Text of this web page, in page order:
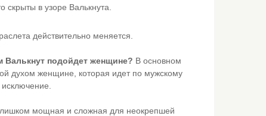
в узоре Валькнута.
действительно меняется.
Валькнут подойдет женщине? В основном
духом женщине, которая идет по мужскому
мощная и сложная для неокрепшей